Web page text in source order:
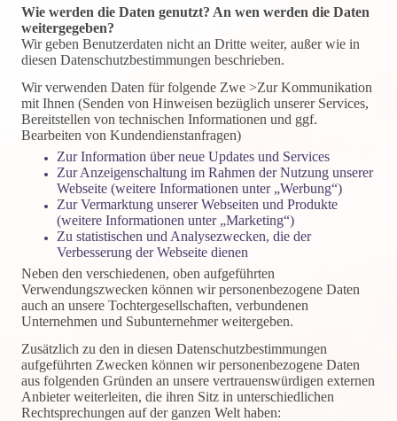
Wie werden die Daten genutzt? An wen werden die Daten
weitergegeben?
Wir geben Benutzerdaten nicht an Dritte weiter, außer wie in
diesen Datenschutzbestimmungen beschrieben.
Wir verwenden Daten für folgende Zwe >Zur Kommunikation
mit Ihnen (Senden von Hinweisen bezüglich unserer Services,
Bereitstellen von technischen Informationen und ggf.
Bearbeiten von Kundendienstanfragen)
Zur Information über neue Updates und Services
Zur Anzeigenschaltung im Rahmen der Nutzung unserer
Webseite (weitere Informationen unter „Werbung“)
Zur Vermarktung unserer Webseiten und Produkte
(weitere Informationen unter „Marketing“)
Zu statistischen und Analysezwecken, die der
Verbesserung der Webseite dienen
Neben den verschiedenen, oben aufgeführten
Verwendungszwecken können wir personenbezogene Daten
auch an unsere Tochtergesellschaften, verbundenen
Unternehmen und Subunternehmer weitergeben.
Zusätzlich zu den in diesen Datenschutzbestimmungen
aufgeführten Zwecken können wir personenbezogene Daten
aus folgenden Gründen an unsere vertrauenswürdigen externen
Anbieter weiterleiten, die ihren Sitz in unterschiedlichen
Rechtsprechungen auf der ganzen Welt haben: